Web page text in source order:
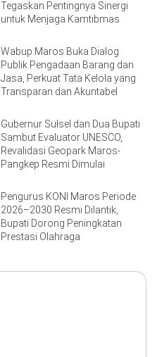
Tegaskan Pentingnya Sinergi
untuk Menjaga Kamtibmas
Wabup Maros Buka Dialog
Publik Pengadaan Barang dan
Jasa, Perkuat Tata Kelola yang
Transparan dan Akuntabel
Gubernur Sulsel dan Dua Bupati
Sambut Evaluator UNESCO,
Revalidasi Geopark Maros-
Pangkep Resmi Dimulai
Pengurus KONI Maros Periode
2026–2030 Resmi Dilantik,
Bupati Dorong Peningkatan
Prestasi Olahraga